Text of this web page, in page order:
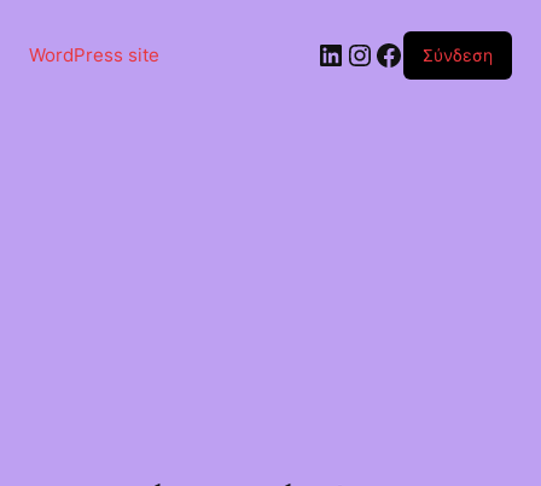
περιεχόμενο
WordPress site Linkedin
Instagram
Facebook
Σύνδεση